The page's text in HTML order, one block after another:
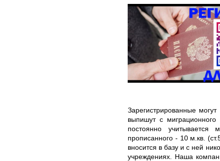
Зарегистрированные
выпишут с миграционного
постоянно
прописанного - 10 м.кв.
вносится в базу и с ней
учреждениях. Наша